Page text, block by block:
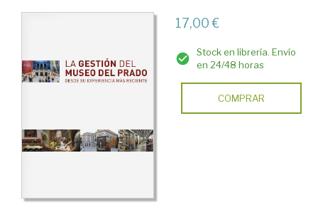
17,00 €
Stock en librería. Envío
en 24/48 horas
COMPRAR